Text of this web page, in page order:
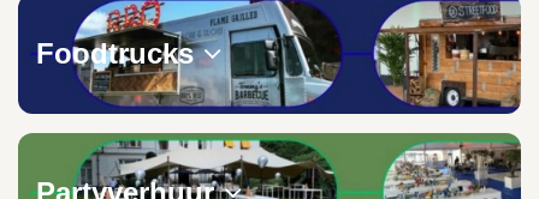
Foodtrucks
Partyverhuur